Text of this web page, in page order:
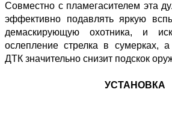
Совместно с пламегасителем эта
эффективно подавлять яркую
демаскирующую охотника, и
ослепление стрелка в сумерках,
ДТК значительно снизит подскок
УСТАНОВКА